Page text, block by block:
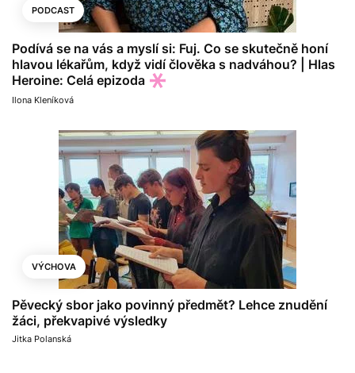
PODCAST
Podívá se na vás a myslí si: Fuj. Co se skutečně honí
hlavou lékařům, když vidí člověka s nadváhou? | Hlas
Heroine: Celá epizoda
Ilona Kleníková
VÝCHOVA
Pěvecký sbor jako povinný předmět? Lehce znudění
žáci, překvapivé výsledky
Jitka Polanská